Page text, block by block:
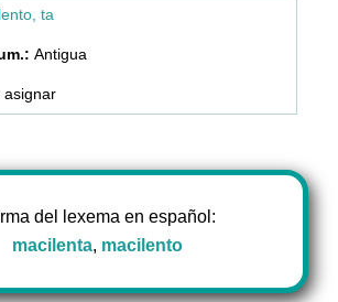
ta
Antigua
asignar
del lexema en español:
macilenta, macilento